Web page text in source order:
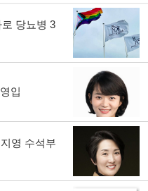
당뇨병 3
입
영 수석부